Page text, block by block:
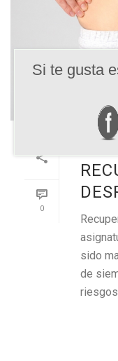
0
sido
de
Si te gusta